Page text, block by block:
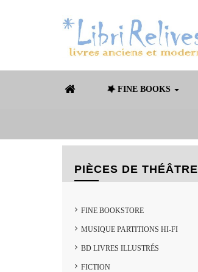
FINE BOOKS
PIÈCES DE THÉÂTRE
FINE BOOKSTORE
MUSIQUE PARTITIONS HI-FI
BD LIVRES ILLUSTRÉS
FICTION